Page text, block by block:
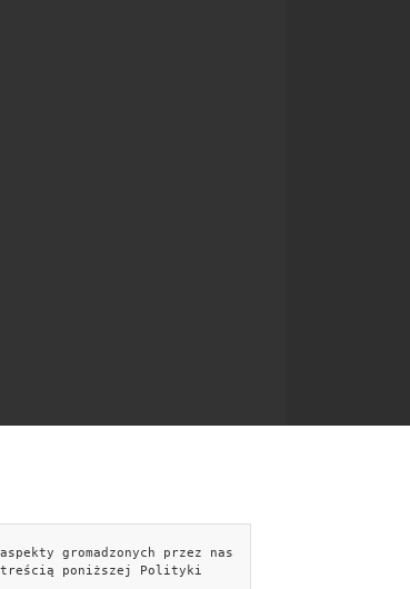
gromadzonych przez nas
treścią poniższej Polityki